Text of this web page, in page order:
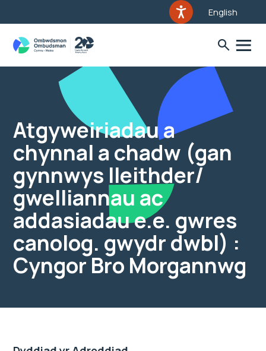
English
Atgyweiriadau a
chynnal a chadw (gan
gynnwys lleithder/
gwelliannau ac
addasiadau e.e. gwres
canolog. gwydr dwbl) :
Cyngor Bro Morgannwg